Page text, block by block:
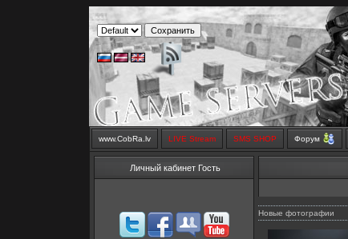
www.CobRa.lv LIVE Stream SMS SHOP Форум
Личный кабинет Гость
Новые фотографии